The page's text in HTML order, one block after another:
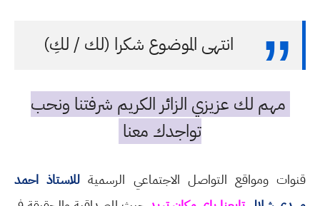
انتهى الموضوع شكرا (لك / لكِ)
مهم لك عزيزي الزائر الكريم شرفتنا ونحب
تواجدك معنا
قنوات ومواقع التواصل الاجتماعي الرسمية للاستاذ احمد